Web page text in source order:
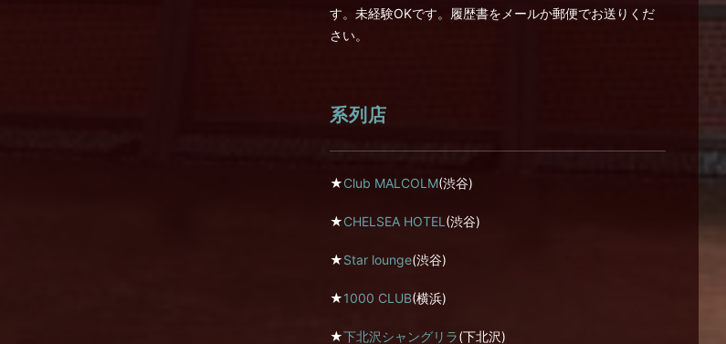
す。未経験OKです。履歴書をメールか郵便でお送りくだ
さい。
系列店
★Club MALCOLM(渋谷)
★CHELSEA HOTEL (渋谷)
★Star lounge(渋谷)
★1000 CLUB(横浜)
★下北沢シャングリラ(下北沢)